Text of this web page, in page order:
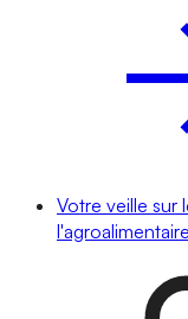
Votre veille sur
l'agroalimentaire